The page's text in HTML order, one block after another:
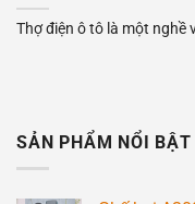
Thợ điện ô tô là một nghề
SẢN PHẨM NỔI BẬT